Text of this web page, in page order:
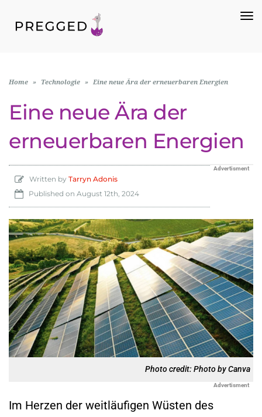
Home » Technologie » Eine neue Ära der erneuerbaren Energien
Eine neue Ära der
erneuerbaren Energien
Advertisment
Written by Tarryn Adonis
Published on August 12th, 2024
Photo credit: Photo by Canva
Advertisment
Im Herzen der weitläufigen Wüsten des